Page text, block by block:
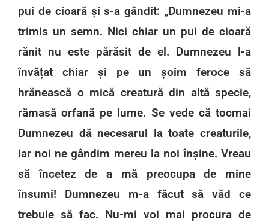
pui de cioară și s-a gândit: „Dumnezeu mi-a
trimis un semn. Nici chiar un pui de cioară
rănit nu este părăsit de el. Dumnezeu l-a
învățat chiar și pe un șoim feroce să
hrănească o mică creatură din altă specie,
rămasă orfană pe lume. Se vede că tocmai
Dumnezeu dă necesarul la toate creaturile,
iar noi ne gândim mereu la noi înșine. Vreau
să încetez de a mă preocupa de mine
însumi! Dumnezeu m-a făcut să văd ce
trebuie să fac. Nu-mi voi mai procura de